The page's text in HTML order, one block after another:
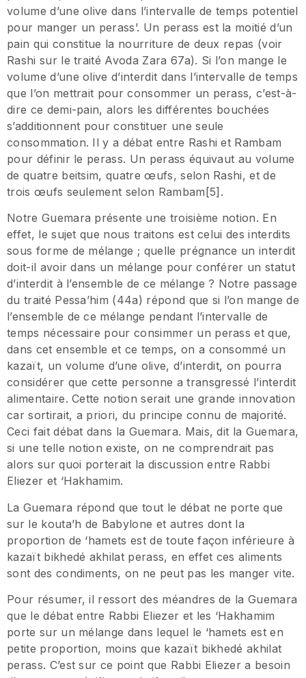
volume d’une olive dans l’intervalle de temps potentiel
pour manger un perass’. Un perass est la moitié d’un
pain qui constitue la nourriture de deux repas (voir
Rashi sur le traité Avoda Zara 67a). Si l’on mange le
volume d’une olive d’interdit dans l’intervalle de temps
que l’on mettrait pour consommer un perass, c’est-à-
dire ce demi-pain, alors les différentes bouchées
s’additionnent pour constituer une seule
consommation. Il y a débat entre Rashi et Rambam
pour définir le perass. Un perass équivaut au volume
de quatre beitsim, quatre œufs, selon Rashi, et de
trois œufs seulement selon Rambam[5].
Notre Guemara présente une troisième notion. En
effet, le sujet que nous traitons est celui des interdits
sous forme de mélange ; quelle prégnance un interdit
doit-il avoir dans un mélange pour conférer un statut
d’interdit à l’ensemble de ce mélange ? Notre passage
du traité Pessa’him (44a) répond que si l’on mange de
l’ensemble de ce mélange pendant l’intervalle de
temps nécessaire pour consimmer un perass et que,
dans cet ensemble et ce temps, on a consommé un
kazaït, un volume d’une olive, d’interdit, on pourra
considérer que cette personne a transgressé l’interdit
alimentaire. Cette notion serait une grande innovation
car sortirait, a priori, du principe connu de majorité.
Ceci fait débat dans la Guemara. Mais, dit la Guemara,
si une telle notion existe, on ne comprendrait pas
alors sur quoi porterait la discussion entre Rabbi
Eliezer et ‘Hakhamim.
La Guemara répond que tout le débat ne porte que
sur le kouta’h de Babylone et autres dont la
proportion de ‘hamets est de toute façon inférieure à
kazaït bikhedé akhilat perass, en effet ces aliments
sont des condiments, on ne peut pas les manger vite.
Pour résumer, il ressort des méandres de la Guemara
que le débat entre Rabbi Eliezer et les ‘Hakhamim
porte sur un mélange dans lequel le ‘hamets est en
petite proportion, moins que kazaït bikhedé akhilat
perass. C’est sur ce point que Rabbi Eliezer a besoin